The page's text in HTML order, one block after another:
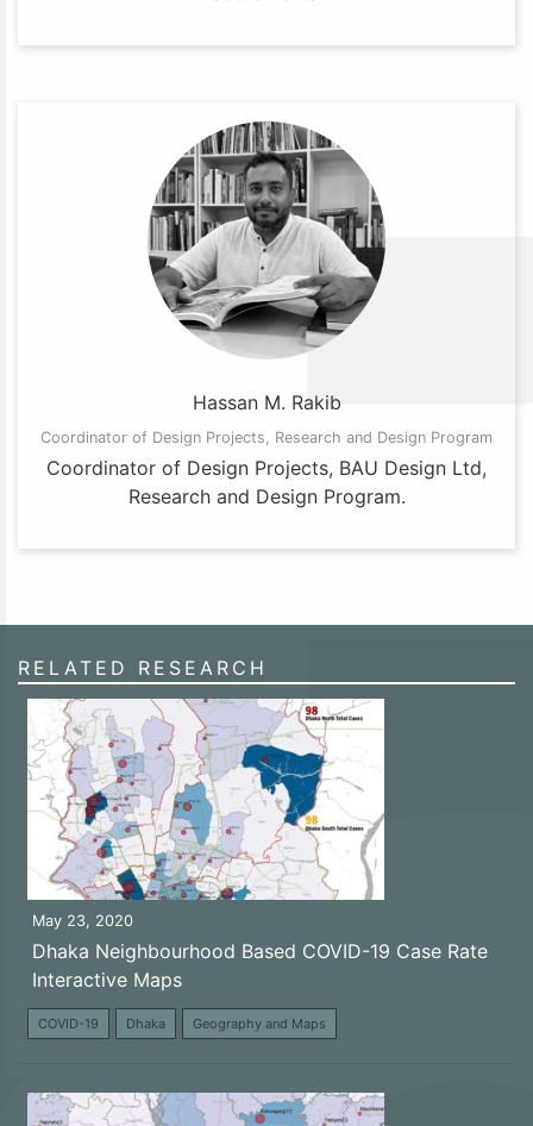
Hassan M. Rakib
Coordinator of Design Projects, Research and Design Program
Coordinator of Design Projects, BAU Design Ltd,
Research and Design Program.
RELATED RESEARCH
May 23, 2020
Dhaka Neighbourhood Based COVID-19 Case Rate
Interactive Maps
COVID-19 Dhaka Geography and Maps